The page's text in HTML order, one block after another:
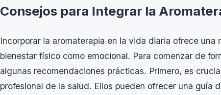
Consejos para Integrar la
Incorporar la aromaterapia en la vida diaria ofrece
bienestar físico como emocional. Para comenzar de
algunas recomendaciones prácticas. Primero, es
profesional de la salud. Ellos pueden ofrecer una guía